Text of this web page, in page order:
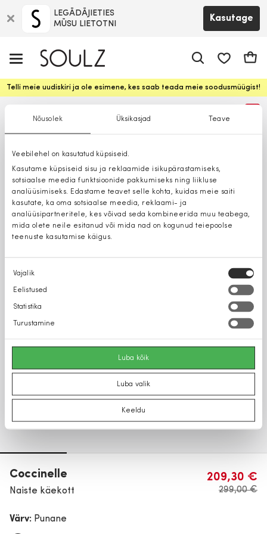
Nõusolek Üksikasjad Teave
Veebilehel on kasutatud küpsiseid.
Kasutame küpsiseid sisu ja reklaamide isikupärastamiseks,
sotsiaalse meedia funktsioonide pakkumiseks ning liikluse
analüüsimiseks. Edastame teavet selle kohta, kuidas meie saiti
kasutate, ka oma sotsiaalse meedia, reklaami- ja
analüüsipartneritele, kes võivad seda kombineerida muu teabega,
mida olete neile esitanud või mida nad on kogunud teiepoolse
teenuste kasutamise käigus.
Nõusoleku
valik
Vajalik
Eelistused
Statistika
Turustamine
Luba kõik
Luba valik
Keeldu
LEGĀDĀJIETIES
MŪSU LIETOTNI
Kasutage
Telli meie uudiskiri ja ole esimene, kes saab teada meie soodusmüügist!
Coccinelle
Naiste käekott
209,30 €
299,00 €
Värv: Punane